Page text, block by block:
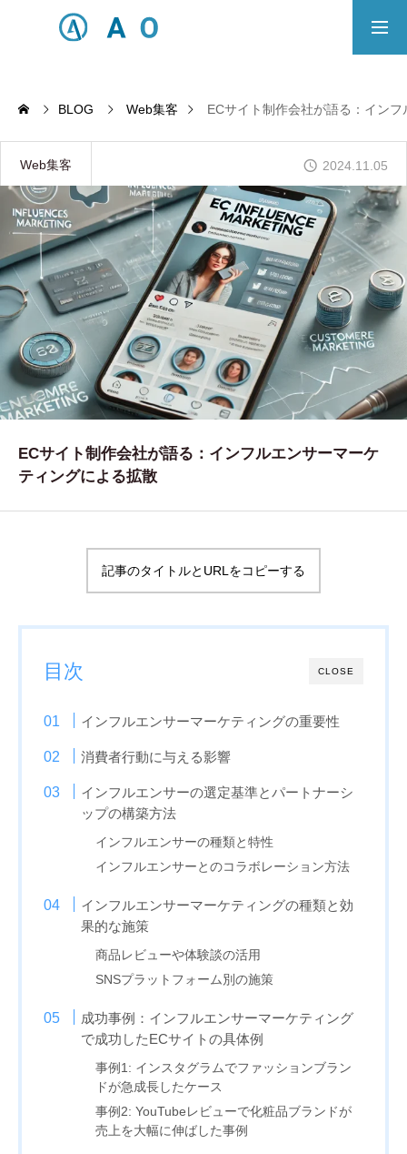
ECサイト制作対応エリア
Principle
あっ！と おどろく、みらいをつくる。
SERVICE
事業概要
COMPANY
会社概要
制作実績
RECRUIT
AOのブログ
BLOG Web集客 ECサイト制作会社が語る：イン
Web集客 2024.11.05
ECサイト制作会社が語る：インフルエンサーマーケ
ティングによる拡散
記事のタイトルとURLをコピーする
CLOSE
目次
インフルエンサーマーケティングの重要性
消費者行動に与える影響
インフルエンサーの選定基準とパートナーシ
ップの構築方法
インフルエンサーの種類と特性
インフルエンサーとのコラボレーション方法
インフルエンサーマーケティングの種類と効
果的な施策
商品レビューや体験談の活用
SNSプラットフォーム別の施策
成功事例：インフルエンサーマーケティング
で成功したECサイトの具体例
事例1: インスタグラムでファッションブラン
ドが急成長したケース
事例2: YouTubeレビューで化粧品ブランドが
売上を大幅に伸ばした事例